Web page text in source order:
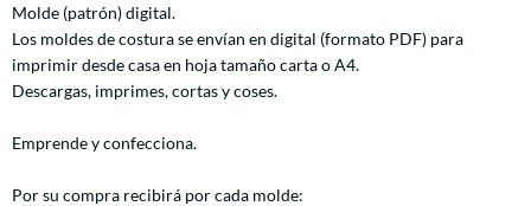
Molde (patrón) digital.
Los moldes de costura se envían en digital (formato PDF) para
imprimir desde casa en hoja tamaño carta o A4.
Descargas, imprimes, cortas y coses.
Emprende y confecciona.
Por su compra recibirá por cada molde: